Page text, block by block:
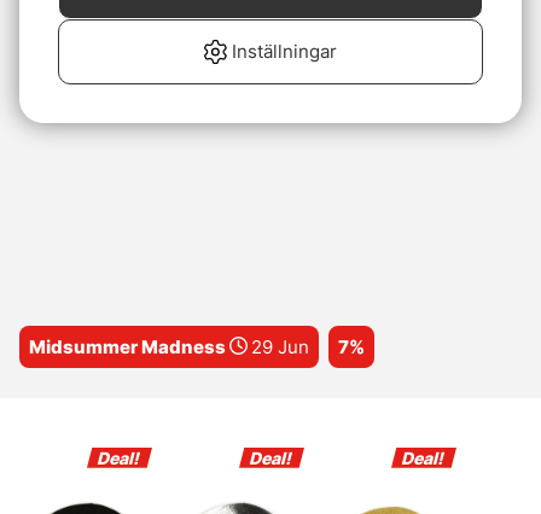
Midsummer Madness 29 Jun 7%
Inställningar